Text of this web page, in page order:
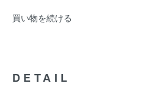
買い物を続ける
DETAIL